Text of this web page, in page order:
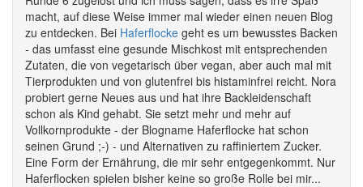
macht, auf diese Weise immer mal wieder einen neuen Blog
zu entdecken. Bei Haferflocke geht es um bewusstes Backen
- das umfasst eine gesunde Mischkost mit entsprechenden
Zutaten, die von vegetarisch über vegan, aber auch mal mit
Tierprodukten und von glutenfrei bis histaminfrei reicht. Nora
probiert gerne Neues aus und hat ihre Backleidenschaft
schon als Kind gehabt. Sie setzt mehr und mehr auf
Vollkornprodukte - der Blogname Haferflocke hat schon
seinen Grund ;-) - und Alternativen zu raffiniertem Zucker.
Eine Form der Ernährung, die mir sehr entgegenkommt. Nur
Haferflocken spielen bisher keine so große Rolle bei mir...